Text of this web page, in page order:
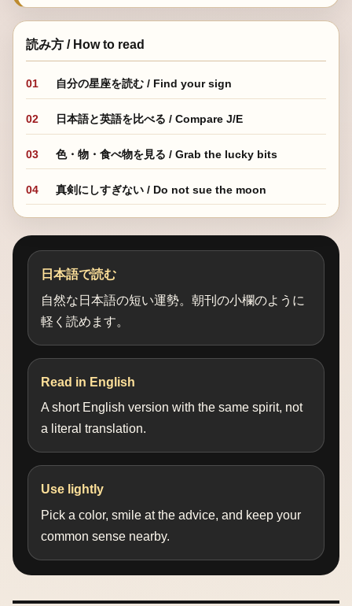
読み方 / How to read
01 自分の星座を読む / Find your sign
02 日本語と英語を比べる / Compare J/E
03 色・物・食べ物を見る / Grab the lucky bits
04 真剣にしすぎない / Do not sue the moon
日本語で読む
自然な日本語の短い運勢。朝刊の小欄のように
軽く読めます。
Read in English
A short English version with the same spirit, not
a literal translation.
Use lightly
Pick a color, smile at the advice, and keep your
common sense nearby.